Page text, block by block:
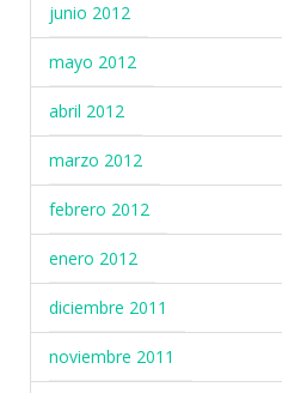
junio 2012
mayo 2012
abril 2012
marzo 2012
febrero 2012
enero 2012
diciembre 2011
noviembre 2011